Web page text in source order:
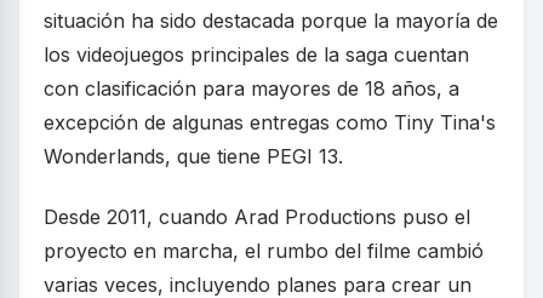
situación ha sido destacada porque la mayoría de
los videojuegos principales de la saga cuentan
con clasificación para mayores de 18 años, a
excepción de algunas entregas como Tiny Tina's
Wonderlands, que tiene PEGI 13.
Desde 2011, cuando Arad Productions puso el
proyecto en marcha, el rumbo del filme cambió
varias veces, incluyendo planes para crear un